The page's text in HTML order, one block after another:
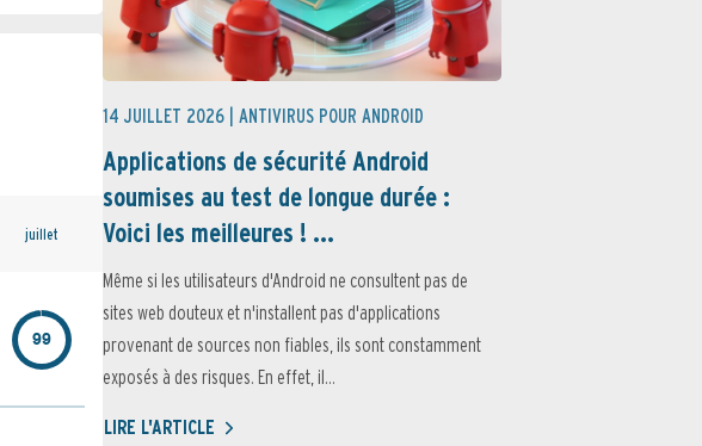
juillet
99
14 JUILLET 2026 | ANTIVIRUS POUR ANDROID
Applications de sécurité Android
soumises au test de longue durée :
Voici les meilleures ! ...
Même si les utilisateurs d'Android ne consultent pas de
sites web douteux et n'installent pas d'applications
provenant de sources non fiables, ils sont constamment
exposés à des risques. En effet, il...
LIRE L'ARTICLE